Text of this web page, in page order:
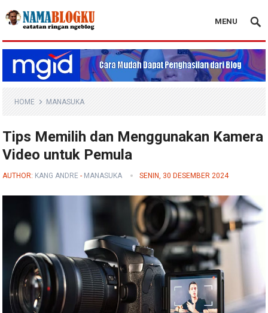
Nama Blogku
MENU
HOME MANASUKA
Tips Memilih dan Menggunakan Kamera
Video untuk Pemula
AUTHOR: KANG ANDRE - MANASUKA SENIN, 30 DESEMBER 2024